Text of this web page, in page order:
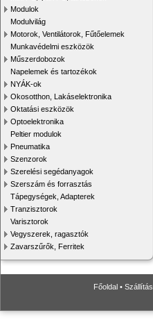
Modulok
Modulvilág
Motorok, Ventilátorok, Fűtőelemek
Munkavédelmi eszközök
Műszerdobozok
Napelemek és tartozékok
NYÁK-ok
Okosotthon, Lakáselektronika
Oktatási eszközök
Optoelektronika
Peltier modulok
Pneumatika
Szenzorok
Szerelési segédanyagok
Szerszám és forrasztás
Tápegységek, Adapterek
Tranzisztorok
Varisztorok
Vegyszerek, ragasztók
Zavarszűrők, Ferritek
Főoldal • Szállítás